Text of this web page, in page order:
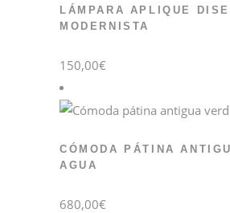
LÁMPARA APLIQUE
MODERNISTA
150,00€
CÓMODA PÁTINA
AGUA
680,00€